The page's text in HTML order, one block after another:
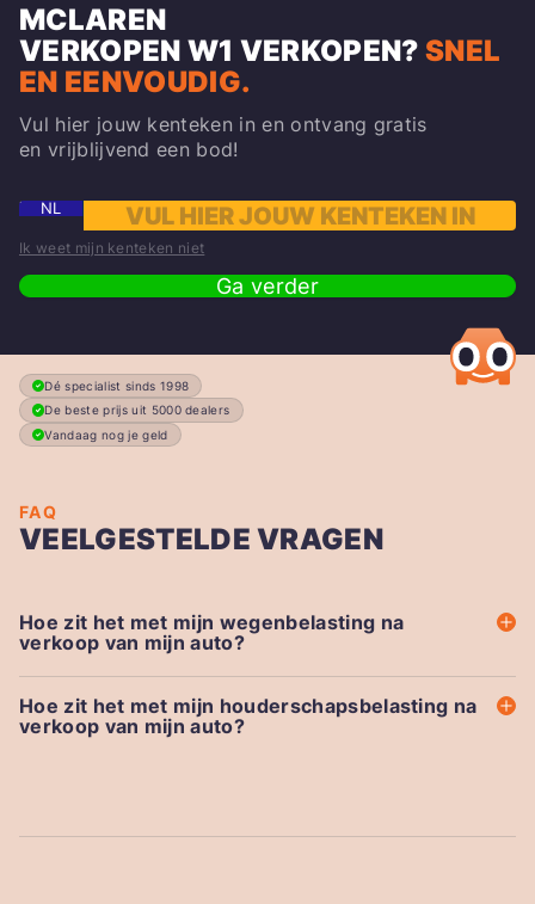
MCLAREN
VERKOPEN W1 VERKOPEN?SNEL
EN EENVOUDIG.
Vul hier jouw kenteken in en ontvang gratis
en vrijblijvend een bod!
NL
Ik weet mijn kenteken niet
Ga verder
Dé specialist sinds 1998
De beste prijs uit 5000 dealers
Vandaag nog je geld
FAQ
VEELGESTELDE VRAGEN
Hoe zit het met mijn wegenbelasting na
verkoop van mijn auto?
Hoe zit het met mijn houderschapsbelasting na
verkoop van mijn auto?